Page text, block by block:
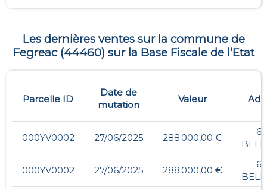
Les dernières ventes sur la commune de
Fegreac(44460) sur la Base Fiscale de l‘Etat
Parcelle ID
Date de
mutation
Valeur
000YV0002 27/06/2025 288 000,00 €
000YV0002 27/06/2025 288 000,00 €